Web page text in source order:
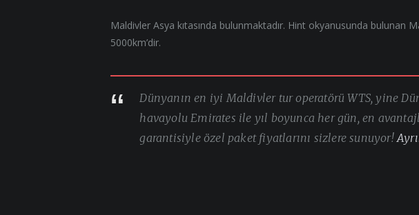
Maldivler Asya kıtasında bulunmaktadır. Hint okyanusunda bulunan
5000km’dir.
Dünyanın en iyi Maldivler tur operatörü WTS, yine
havayolu Emirates ile yıl boyunca her gün, en
garantisiyle özel paket fiyatlarını sizlere sunuyor!